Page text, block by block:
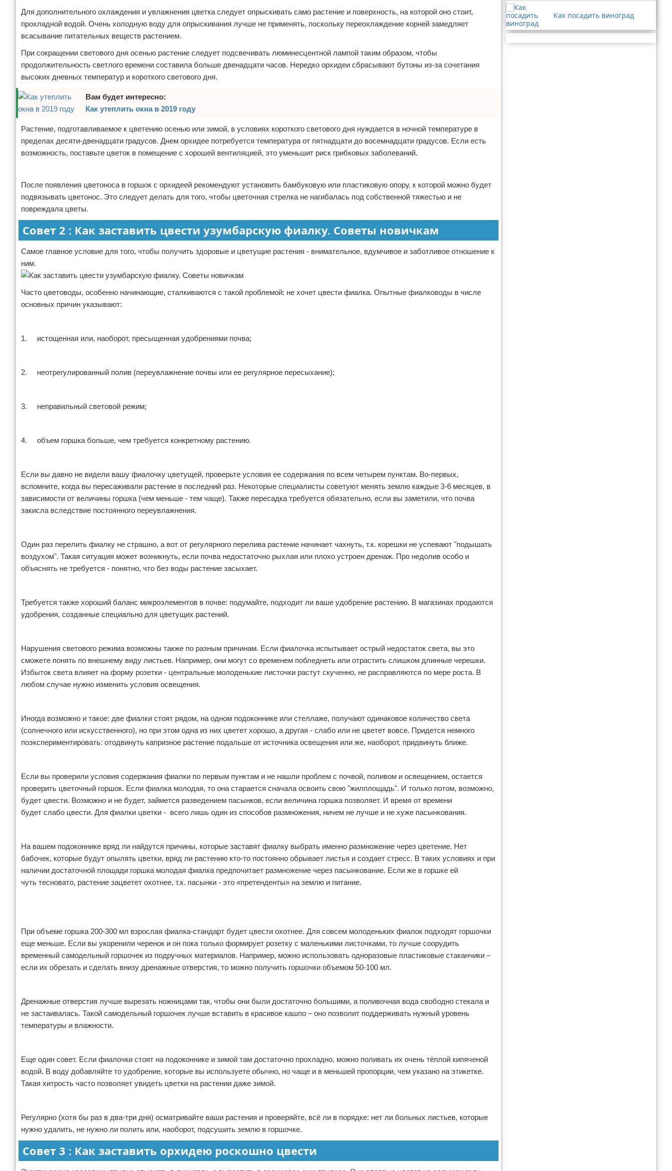
Для дополнительного охлаждения и увлажнения цветка следует опрыскивать само растение и поверхность, на которой оно стоит,
прохладной водой. Очень холодную воду для опрыскивания лучше не применять, поскольку переохлаждение корней замедляет
всасывание питательных веществ растением.
При сокращении светового дня осенью растение следует подсвечивать люминесцентной лампой таким образом, чтобы
продолжительность светлого времени составила больше двенадцати часов. Нередко орхидеи сбрасывают бутоны из-за сочетания
высоких дневных температур и короткого светового дня.
Вам будет интересно:
Как утеплить окна в 2019 году
Растение, подготавливаемое к цветению осенью или зимой, в условиях короткого светового дня нуждается в ночной температуре в
пределах десяти-двенадцати градусов. Днем орхидее потребуется температура от пятнадцати до восемнадцати градусов. Если есть
возможность, поставьте цветок в помещение с хорошей вентиляцией, это уменьшит риск грибковых заболеваний.
После появления цветоноса в горшок с орхидеей рекомендуют установить бамбуковую или пластиковую опору, к которой можно будет
подвязывать цветонос. Это следует делать для того, чтобы цветочная стрелка не нагибалась под собственной тяжестью и не
повреждала цветы.
Совет 2 : Как заставить цвести узумбарскую фиалку. Советы новичкам
Самое главное условие для того, чтобы получить здоровые и цветущие растения - внимательное, вдумчивое и заботливое отношение к
ним.
Часто цветоводы, особенно начинающие, сталкиваются с такой проблемой: не хочет цвести фиалка. Опытные фиалководы в числе
основных причин указывают:
1. истощенная или, наоборот, пресыщенная удобрениями почва;
2. неотрегулированный полив (переувлажнение почвы или ее регулярное пересыхание);
3. неправильный световой режим;
4. объем горшка больше, чем требуется конкретному растению.
Если вы давно не видели вашу фиалочку цветущей, проверьте условия ее содержания по всем четырем пунктам. Во-первых,
вспомните, когда вы пересаживали растение в последний раз. Некоторые специалисты советуют менять землю каждые 3-6 месяцев, в
зависимости от величины горшка (чем меньше - тем чаще). Также пересадка требуется обязательно, если вы заметили, что почва
закисла вследствие постоянного переувлажнения.
Один раз перелить фиалку не страшно, а вот от регулярного перелива растение начинает чахнуть, т.к. корешки не успевают "подышать
воздухом". Такая ситуация может возникнуть, если почва недостаточно рыхлая или плохо устроен дренаж. Про недолив особо и
объяснять не требуется - понятно, что без воды растение засыхает.
Требуется также хороший баланс микроэлементов в почве: подумайте, подходит ли ваше удобрение растению. В магазинах продаются
удобрения, созданные специально для цветущих растений.
Нарушения светового режима возможны также по разным причинам. Если фиалочка испытывает острый недостаток света, вы это
сможете понять по внешнему виду листьев. Например, они могут со временем побледнеть или отрастить слишком длинные черешки.
Избыток света влияет на форму розетки - центральные молоденькие листочки растут скученно, не расправляются по мере роста. В
любом случае нужно изменить условия освещения.
Иногда возможно и такое: две фиалки стоят рядом, на одном подоконнике или стеллаже, получают одинаковое количество света
(солнечного или искусственного), но при этом одна из них цветет хорошо, а другая - слабо или не цветет вовсе. Придется немного
поэкспериментировать: отодвинуть капризное растение подальше от источника освещения или же, наоборот, придвинуть ближе.
Если вы проверили условия содержания фиалки по первым пунктам и не нашли проблем с почвой, поливом и освещением, остается
проверить цветочный горшок. Если фиалка молодая, то она старается сначала освоить свою "жилплощадь". И только потом, возможно,
будет цвести. Возможно и не будет, займется разведением пасынков, если величина горшка позволяет. И время от времени
будет слабо цвести. Для фиалки цветки - всего лишь один из способов размножения, ничем не лучше и не хуже пасынкования.
На вашем подоконнике вряд ли найдутся причины, которые заставят фиалку выбрать именно размножение через цветение. Нет
бабочек, которые будут опылять цветки, вряд ли растению кто-то постоянно обрывает листья и создает стресс. В таких условиях и при
наличии достаточной площади горшка молодая фиалка предпочитает размножение через пасынкование. Если же в горшке ей
чуть тесновато, растение зацветет охотнее, т.к. пасынки - это «претенденты» на землю и питание.
При объеме горшка 200-300 мл взрослая фиалка-стандарт будет цвести охотнее. Для совсем молоденьких фиалок подходят горшочки
еще меньше. Если вы укоренили черенок и он пока только формирует розетку с маленькими листочками, то лучше соорудить
временный самодельный горшочек из подручных материалов. Например, можно использовать одноразовые пластиковые стаканчики –
если их обрезать и сделать внизу дренажные отверстия, то можно получить горшочки объемом 50-100 мл.
Дренажные отверстия лучше вырезать ножницами так, чтобы они были достаточно большими, а поливочная вода свободно стекала и
не застаивалась. Такой самодельный горшочек лучше вставить в красивое кашпо – оно позволит поддерживать нужный уровень
температуры и влажности.
Еще один совет. Если фиалочки стоят на подоконнике и зимой там достаточно прохладно, можно поливать их очень тёплой кипяченой
водой. В воду добавляйте то удобрение, которые вы используете обычно, но чаще и в меньшей пропорции, чем указано на этикетке.
Такая хитрость часто позволяет увидеть цветки на растении даже зимой.
Регулярно (хотя бы раз в два-три дня) осматривайте ваши растения и проверяйте, всё ли в порядке: нет ли больных листьев, которые
нужно удалить, не нужно ли полить или, наоборот, подсушить землю в горшочке.
Совет 3 : Как заставить орхидею роскошно цвести
Как посадить виноград